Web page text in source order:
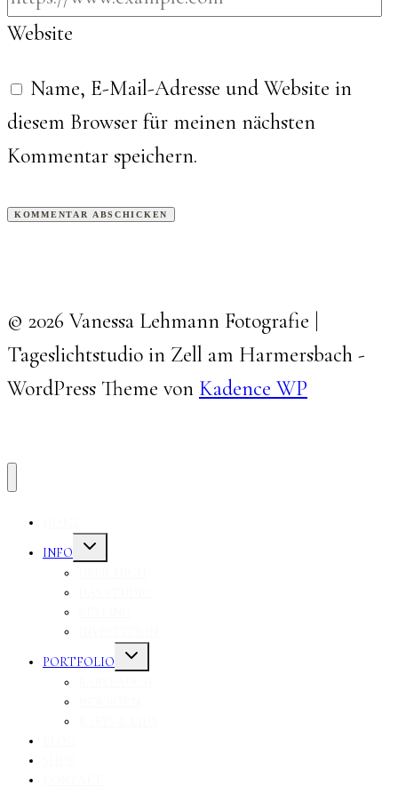
Website
Name, E-Mail-Adresse und Website in
diesem Browser für meinen nächsten
Kommentar speichern.
© 2026 Vanessa Lehmann Fotografie |
Tageslichtstudio in Zell am Harmersbach -
WordPress Theme von Kadence WP
INFO
Untermenü
umschalten
PORTFOLIO
Untermenü
umschalten